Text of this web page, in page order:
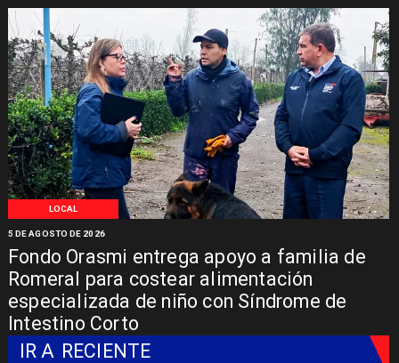
LOCAL
Fondo Orasmi entrega apoyo a familia de
Romeral para costear alimentación
especializada de niño con Síndrome de
Intestino Corto
5 DE AGOSTO DE 2026
IR A RECIENTE